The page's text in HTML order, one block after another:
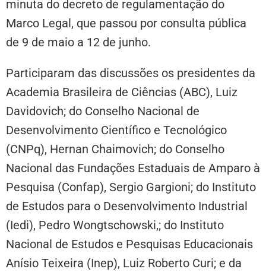
minuta do decreto de regulamentação do
Marco Legal, que passou por consulta pública
de 9 de maio a 12 de junho.
Participaram das discussões os presidentes da
Academia Brasileira de Ciências (ABC), Luiz
Davidovich; do Conselho Nacional de
Desenvolvimento Científico e Tecnológico
(CNPq), Hernan Chaimovich; do Conselho
Nacional das Fundações Estaduais de Amparo à
Pesquisa (Confap), Sergio Gargioni; do Instituto
de Estudos para o Desenvolvimento Industrial
(Iedi), Pedro Wongtschowski,; do Instituto
Nacional de Estudos e Pesquisas Educacionais
Anísio Teixeira (Inep), Luiz Roberto Curi; e da